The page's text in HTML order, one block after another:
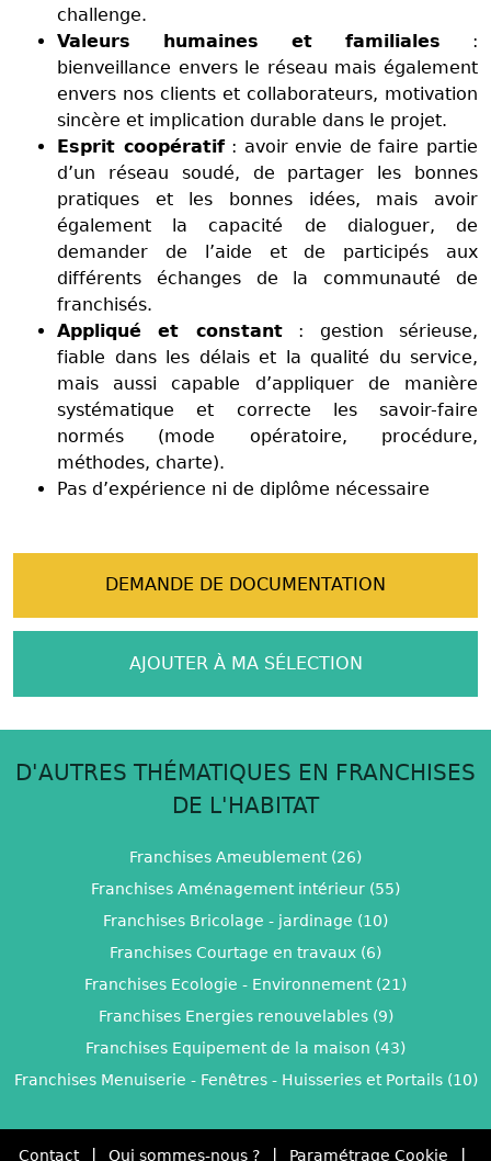
challenge.
Valeurs humaines et familiales :
bienveillance envers le réseau mais également
envers nos clients et collaborateurs, motivation
sincère et implication durable dans le projet.
Esprit coopératif: avoir envie de faire partie
d’un réseau soudé, de partager les bonnes
pratiques et les bonnes idées, mais avoir
également la capacité de dialoguer, de
demander de l’aide et de participés aux
différents échanges de la communauté de
franchisés.
Appliqué et constant: gestion sérieuse,
fiable dans les délais et la qualité du service,
mais aussi capable d’appliquer de manière
systématique et correcte les savoir-faire
normés (mode opératoire, procédure,
méthodes, charte).
Pas d’expérience ni de diplôme nécessaire
DEMANDE DE DOCUMENTATION
AJOUTER À MA SÉLECTION
D'AUTRES THÉMATIQUES EN FRANCHISES
DE L'HABITAT
Franchises Ameublement (26)
Franchises Aménagement intérieur (55)
Franchises Bricolage - jardinage (10)
Franchises Courtage en travaux (6)
Franchises Ecologie - Environnement (21)
Franchises Energies renouvelables (9)
Franchises Equipement de la maison (43)
Franchises Menuiserie - Fenêtres - Huisseries et Portails (10)
Contact | Qui sommes-nous ? | Paramétrage Cookie |